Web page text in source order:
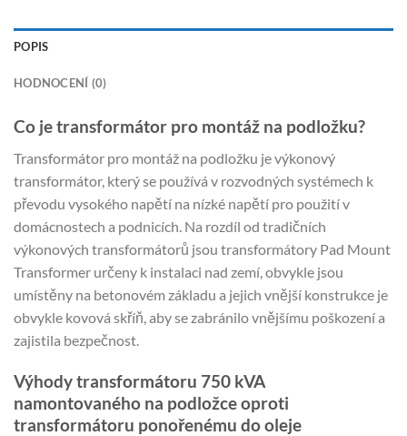
POPIS
HODNOCENÍ (0)
Co je transformátor pro montáž na podložku?
Transformátor pro montáž na podložku je výkonový
transformátor, který se používá v rozvodných systémech k
převodu vysokého napětí na nízké napětí pro použití v
domácnostech a podnicích. Na rozdíl od tradičních
výkonových transformátorů jsou transformátory Pad Mount
Transformer určeny k instalaci nad zemí, obvykle jsou
umístěny na betonovém základu a jejich vnější konstrukce je
obvykle kovová skříň, aby se zabránilo vnějšímu poškození a
zajistila bezpečnost.
Výhody transformátoru 750 kVA
namontovaného na podložce oproti
transformátoru ponořenému do oleje